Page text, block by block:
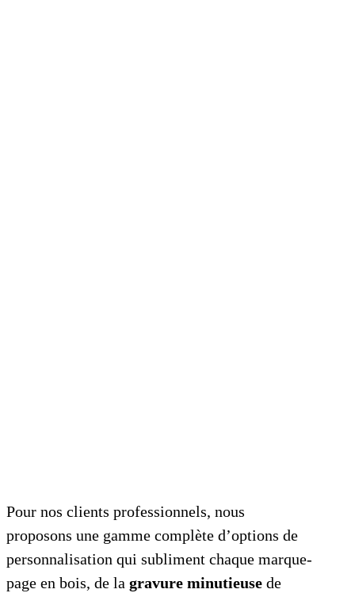
Pour nos clients professionnels, nous
proposons une gamme complète d’options de
personnalisation qui subliment chaque marque-
page en bois, de la gravure minutieuse de